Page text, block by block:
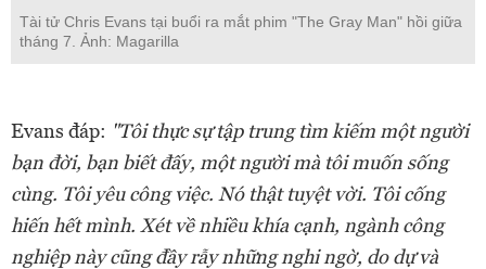
Tài tử Chris Evans tại buổi ra mắt phim "The Gray Man" hồi giữa
tháng 7. Ảnh: Magarilla
Evans đáp: "Tôi thực sự tập trung tìm kiếm một người
bạn đời, bạn biết đấy, một người mà tôi muốn sống
cùng. Tôi yêu công việc. Nó thật tuyệt vời. Tôi cống
hiến hết mình. Xét về nhiều khía cạnh, ngành công
nghiệp này cũng đầy rẫy những nghi ngờ, do dự và